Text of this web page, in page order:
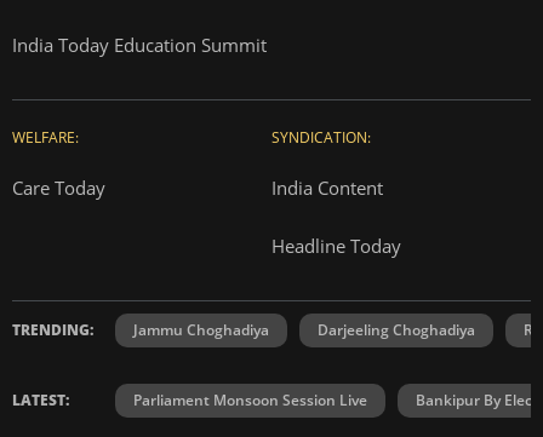
India Today Education Summit
WELFARE:
Care Today
SYNDICATION:
India Content
Headline Today
TRENDING: Jammu Choghadiya Darjeeling Choghadiya
LATEST: Parliament Monsoon Session Live Bankipur By